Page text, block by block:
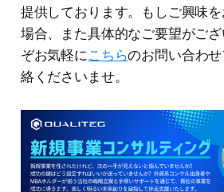
提供しております。もしご興味
場合、また具体的なご要望がご
ぞお気軽にこちらのお問い合わ
絡くださいませ。